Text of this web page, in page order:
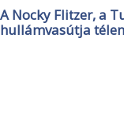
A Nocky Flitzer, a
hullámvasútja